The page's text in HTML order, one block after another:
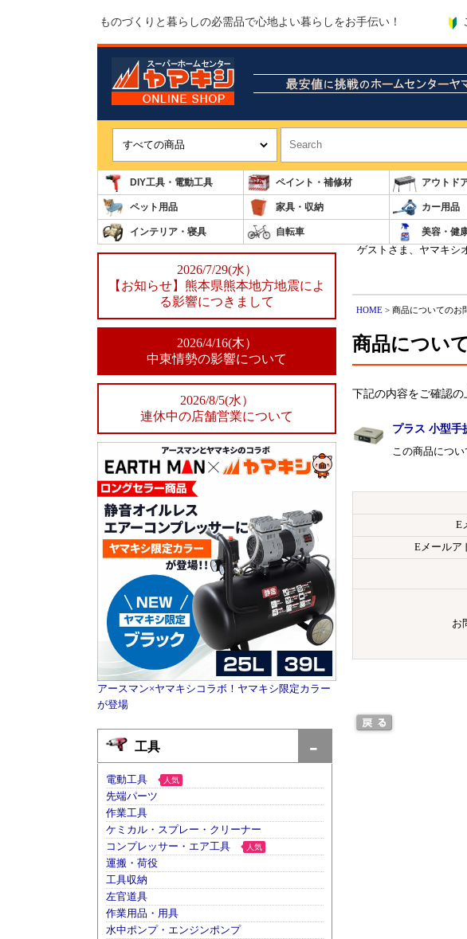
ものづくりと暮らしの必需品で心地よい暮らしをお手伝い！
DIY工具・電動工具 ペイント・補修材 アウトド
ペット用品 家具・収納 カー用品
インテリア・寝具 自転車 美容・健
2026/7/29(水）
【お知らせ】熊本県熊本地方地震によ
る影響につきまして
2026/4/16(木）
中東情勢の影響について
2026/8/5(水）
連休中の店舗営業について
アースマン×ヤマキシコラボ！ヤマキシ限定カラー
が登場
工具
電動工具 人気
先端パーツ
作業工具
ケミカル・スプレー・クリーナー
コンプレッサー・エア工具
人気
運搬・荷役
工具収納
左官道具
作業用品・用具
水中ポンプ・エンジンポンプ
ゲストさま、ヤマキシ
HOME > 商品についてのお
商品につい
下記の内容をご確認の
プラス 小型手
この商品につ
E
Eメールア
お